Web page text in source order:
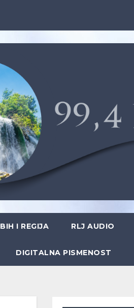
BIH I REGIJA RLJ AUDIO
DIGITALNA PISMENOST